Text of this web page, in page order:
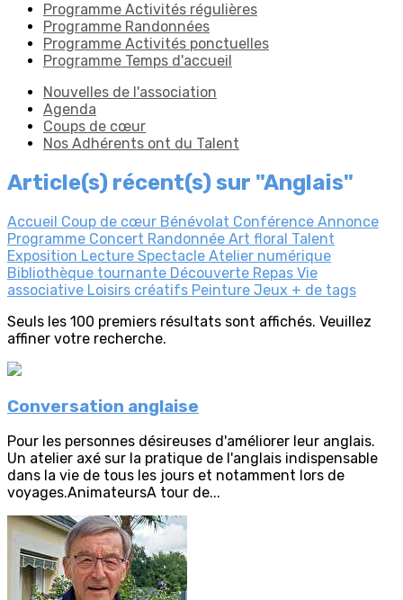
Programme Activités régulières
Programme Randonnées
Programme Activités ponctuelles
Programme Temps d'accueil
Nouvelles de l'association
Agenda
Coups de cœur
Nos Adhérents ont du Talent
Article(s) récent(s) sur "Anglais"
Accueil Coup de cœur Bénévolat Conférence Annonce
Programme Concert Randonnée Art floral Talent
Exposition Lecture Spectacle Atelier numérique
Bibliothèque tournante Découverte Repas Vie
associative Loisirs créatifs Peinture Jeux + de tags
Seuls les 100 premiers résultats sont affichés. Veuillez
affiner votre recherche.
Conversation anglaise
Pour les personnes désireuses d'améliorer leur anglais.
Un atelier axé sur la pratique de l'anglais indispensable
dans la vie de tous les jours et notamment lors de
voyages.AnimateursA tour de...